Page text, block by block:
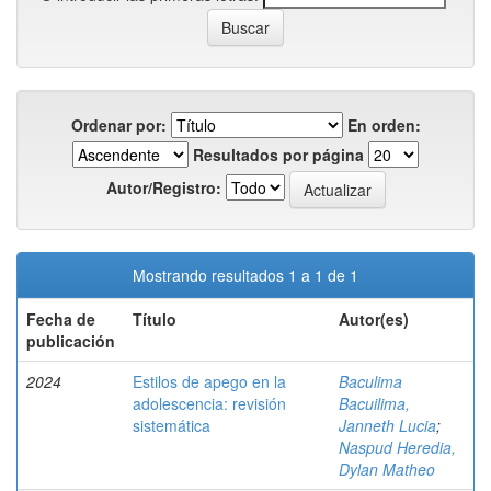
Ordenar por:
En orden:
Resultados por página
Autor/Registro:
Mostrando resultados 1 a 1 de 1
Fecha de
publicación
Título Autor(es)
2024
Estilos de apego en la
adolescencia: revisión
sistemática
Baculima
Bacuilima,
Janneth Lucia;
Naspud Heredia,
Dylan Matheo